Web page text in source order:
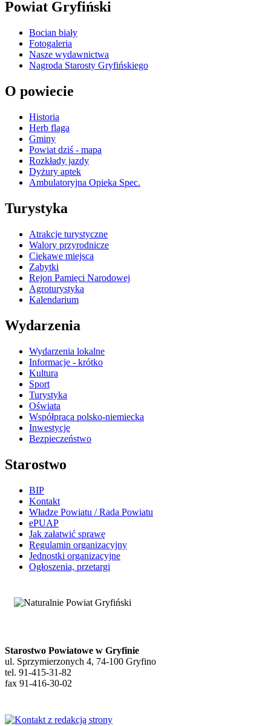
Powiat Gryfiński
Bocian biały
Fotogaleria
Nasze wydawnictwa
Nagroda Starosty Gryfińskiego
O powiecie
Historia
Herb flaga
Gminy
Powiat dziś - mapa
Rozkłady jazdy
Dyżury aptek
Ambulatoryjna Opieka Spec.
Turystyka
Atrakcje turystyczne
Walory przyrodnicze
Ciekawe miejsca
Zabytki
Rejon Pamięci Narodowej
Agroturystyka
Kalendarium
Wydarzenia
Wydarzenia lokalne
Informacje - krótko
Kultura
Sport
Turystyka
Oświata
Współpraca polsko-niemiecka
Inwestycje
Bezpieczeństwo
Starostwo
BIP
Kontakt
Władze Powiatu / Rada Powiatu
ePUAP
Jak załatwić sprawę
Regulamin organizacyjny
Jednostki organizacyjne
Ogłoszenia, przetargi
Starostwo Powiatowe w Gryfinie
ul. Sprzymierzonych 4, 74-100 Gryfino
tel. 91-415-31-82
fax 91-416-30-02